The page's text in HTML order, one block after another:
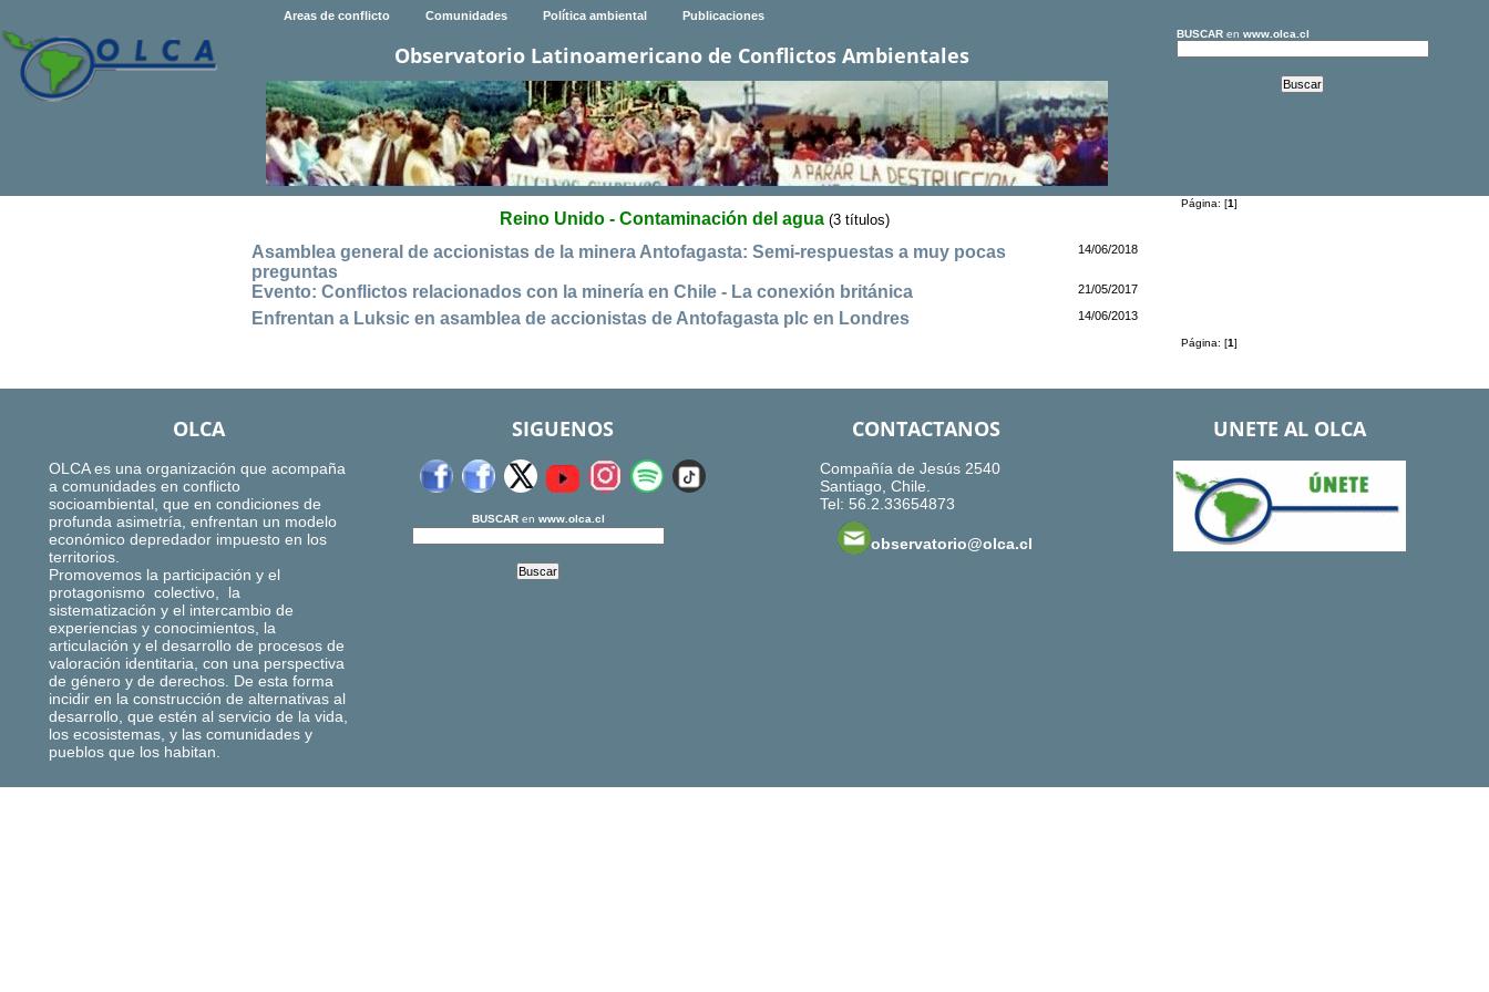
Areas de conflicto Comunidades Política ambiental Publicaciones
Observatorio Latinoamericano de Conflictos Ambientales
BUSCARen www.olca.cl
Página: [1]
Reino Unido - Contaminación del agua (3 títulos)
Asamblea general de accionistas de la minera Antofagasta: Semi-respuestas a muy pocas
preguntas
14/06/2018
Evento: Conflictos relacionados con la minería en Chile - La conexión británica 21/05/2017
Enfrentan a Luksic en asamblea de accionistas de Antofagasta plc en Londres 14/06/2013
Página: [1]
OLCA
OLCA es una organización que acompaña
a comunidades en conflicto
socioambiental, que en condiciones de
profunda asimetría, enfrentan un modelo
económico depredador impuesto en los
territorios.
Promovemos la participación y el
protagonismo colectivo, la
sistematización y el intercambio de
experiencias y conocimientos, la
articulación y el desarrollo de procesos de
valoración identitaria, con una perspectiva
de género y de derechos. De esta forma
incidir en la construcción de alternativas al
desarrollo, que estén al servicio de la vida,
los ecosistemas, y las comunidades y
pueblos que los habitan.
SIGUENOS
BUSCARen www.olca.cl
CONTACTANOS
Compañía de Jesús 2540
Santiago, Chile.
Tel: 56.2.33654873
observatorio@olca.cl
UNETE AL OLCA